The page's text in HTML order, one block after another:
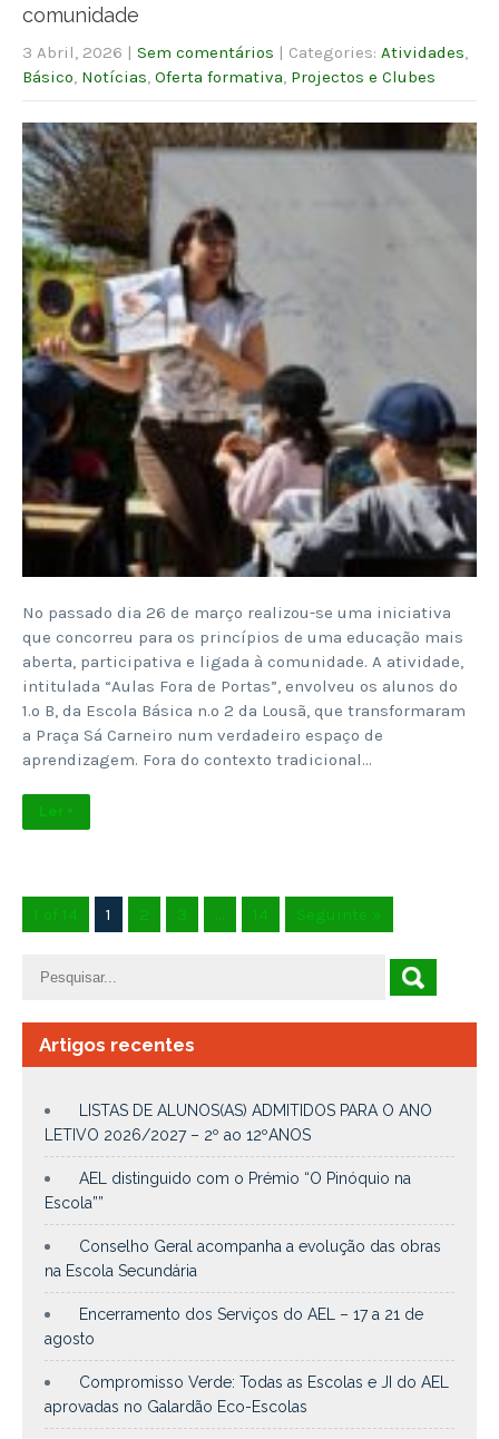
comunidade
3 Abril, 2026 | Sem comentários | Categories: Atividades
Básico Notícias Oferta formativa Projectos e Clubes
No passado dia 26 de março realizou-se uma iniciativa
que concorreu para os princípios de uma educação mais
aberta, participativa e ligada à comunidade. A atividade,
intitulada “Aulas Fora de Portas”, envolveu os alunos do
1.º B, da Escola Básica n.º 2 da Lousã, que transformaram
a Praça Sá Carneiro num verdadeiro espaço de
aprendizagem. Fora do contexto tradicional…
Ler +
1 of 14 1 2 3 14 Seguinte »
Artigos recentes
LISTAS DE ALUNOS(AS) ADMITIDOS PARA O ANO
LETIVO 2026/2027 – 2º ao 12ºANOS
AEL distinguido com o Prémio “O Pinóquio na
Escola””
Conselho Geral acompanha a evolução das obras
na Escola Secundária
Encerramento dos Serviços do AEL – 17 a 21 de
agosto
Compromisso Verde: Todas as Escolas e JI do AEL
aprovadas no Galardão Eco-Escolas